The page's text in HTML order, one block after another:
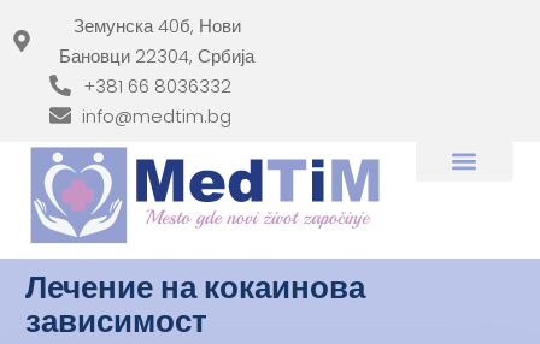
Земунска 40б, Нови
Бановци 22304, Србија
+381 66 8036332
info@medtim.bg
Лечение на кокаинова
зависимост